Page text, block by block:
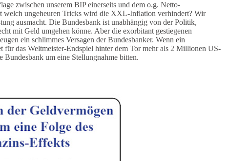
zwischen unserem BIP einerseits und dem o.g. Netto-
welch ungeheuren Tricks wird die XXL-Inflation verhindert? Wir
ausmacht. Die Bundesbank ist unabhängig von der Politik,
mit Geld umgehen könne. Aber die exorbitant gestiegenen
ein schlimmes Versagen der Bundesbanker. Wenn ein
das Weltmeister-Endspiel hinter dem Tor mehr als 2 Millionen US-
um eine Stellungnahme bitten.